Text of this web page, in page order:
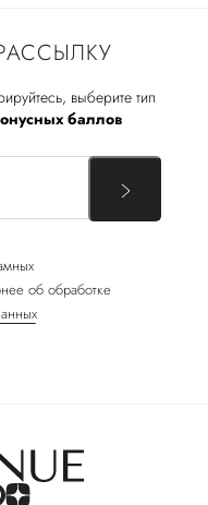
выберите тип
баллов
об обработке